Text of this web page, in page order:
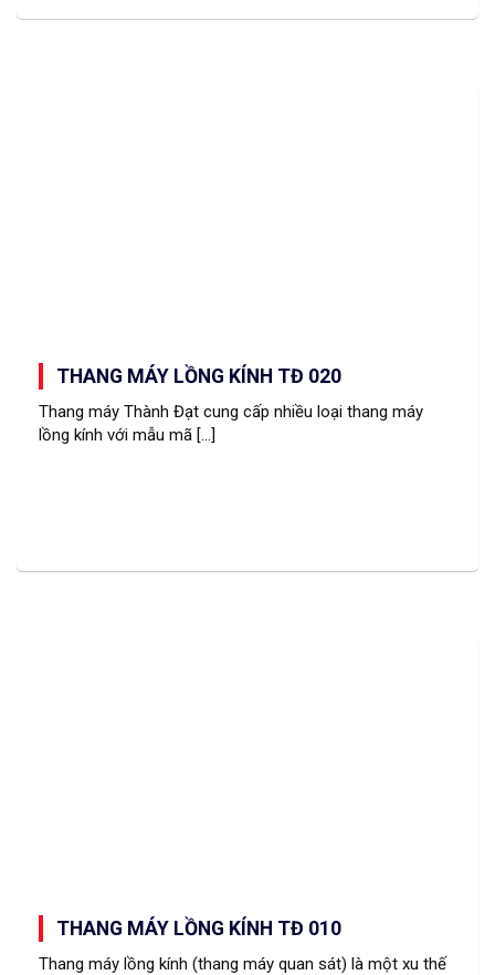
THANG MÁY LỒNG KÍNH TĐ 020
Thang máy Thành Đạt cung cấp nhiều loại thang máy
lồng kính với mẫu mã [...]
THANG MÁY LỒNG KÍNH TĐ 010
Thang máy lồng kính (thang máy quan sát) là một xu thế